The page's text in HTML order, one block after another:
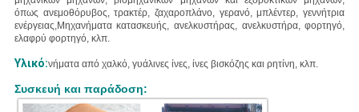
όπως ανεμοθόρυβος, τρακτέρ, ζαχαροπλάνο, γερανό, μπλέντερ, γεννήτρια
ενέργειας,Μηχανήματα κατασκευής, ανελκυστήρας, ανελκυστήρα, φορτηγό,
ελαφρύ φορτηγό, κλπ.
Υλικό:νήματα από χαλκό, γυάλινες ίνες, ίνες βισκόζης και ρητίνη, κλπ.
Συσκευή και παράδοση: